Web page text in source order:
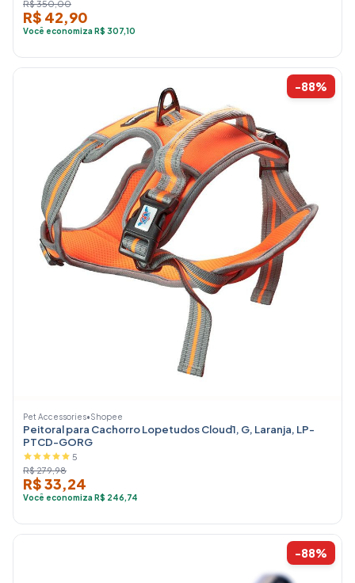
R$ 350,00
R$ 42,90
Você economiza R$ 307,10
-88%
Pet Accessories•Shopee
Peitoral para Cachorro Lopetudos Cloud1, G, Laranja, LP-
PTCD-GORG
5
R$ 279,98
R$ 33,24
Você economiza R$ 246,74
-88%